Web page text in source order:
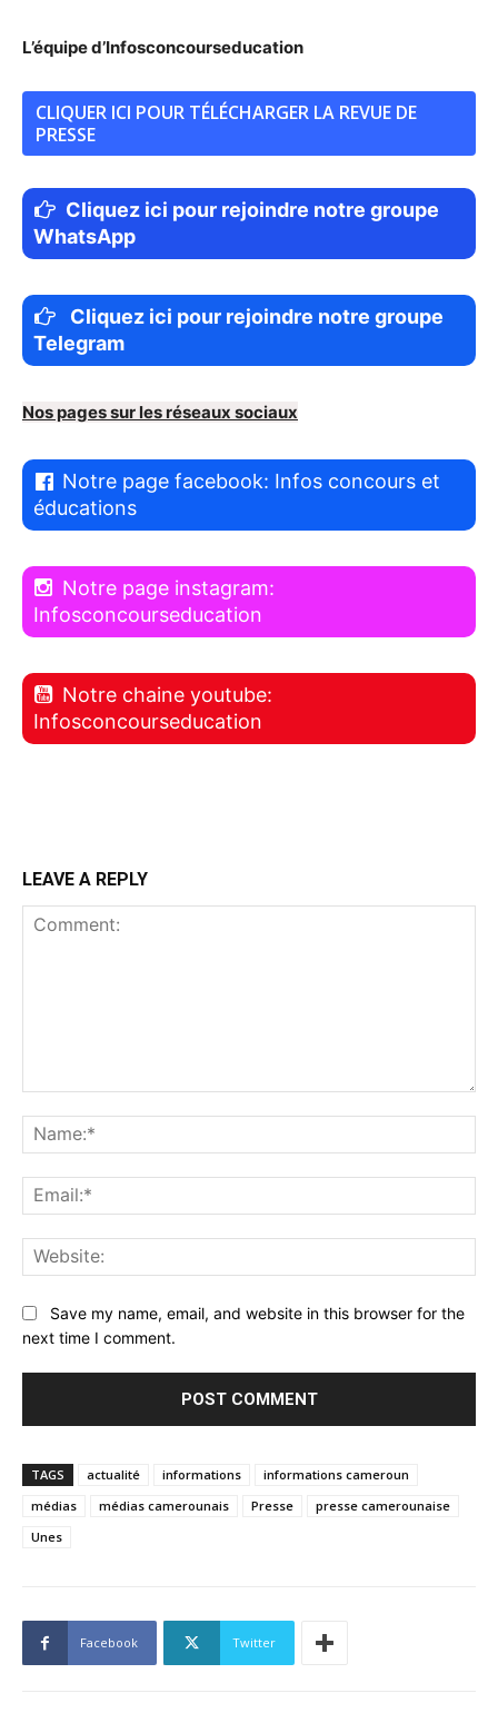
L’équipe d’Infosconcourseducation
CLIQUER ICI POUR TÉLÉCHARGER LA REVUE DE
PRESSE
Cliquez ici pour rejoindre notre groupe
WhatsApp
Cliquez ici pour rejoindre notre groupe
Telegram
Nos pages sur les réseaux sociaux
Notre page facebook: Infos concours et
éducations
Notre page instagram:
Infosconcourseducation
Notre chaine youtube:
Infosconcourseducation
LEAVE A REPLY
Save my name, email, and website in this browser for the
next time I comment.
TAGS actualité informations
informations cameroun
médias
médias camerounais Presse
presse camerounaise
Unes
Facebook Twitter